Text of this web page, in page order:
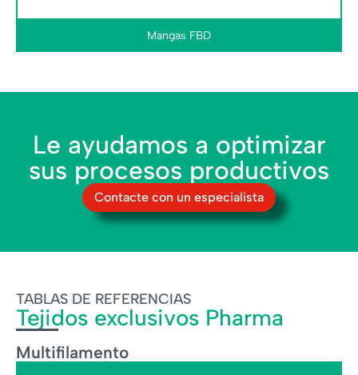
Mangas FBD
Le ayudamos a optimizar
sus procesos productivos
Contacte con un especialista
TABLAS DE REFERENCIAS
Tejidos exclusivos Pharma
Multifilamento